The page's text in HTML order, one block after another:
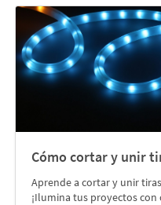
Cómo cortar y unir
Aprende a cortar y unir
¡Ilumina tus proyectos con